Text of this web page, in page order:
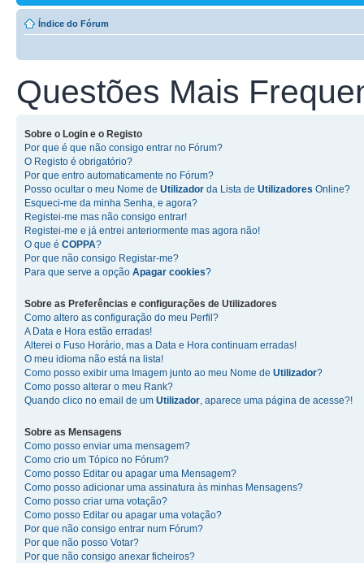
Índice do Fórum
Questões Mais
Sobre o Login e o Registo
Por que é que não consigo entrar no Fórum?
O Registo é obrigatório?
Por que entro automaticamente no Fórum?
Posso ocultar o meu Nome de Utilizador da Lista de Utilizadores Online?
Esqueci-me da minha Senha, e agora?
Registei-me mas não consigo entrar!
Registei-me e já entrei anteriormente mas agora não!
O que é COPPA?
Por que não consigo Registar-me?
Para que serve a opção Apagar cookies?
Sobre as Preferências e configurações de Utilizadores
Como altero as configuração do meu Perfil?
A Data e Hora estão erradas!
Alterei o Fuso Horário, mas a Data e Hora continuam erradas!
O meu idioma não está na lista!
Como posso exibir uma Imagem junto ao meu Nome de Utilizador?
Como posso alterar o meu Rank?
Quando clico no email de um Utilizador, aparece uma página de acesse?!
Sobre as Mensagens
Como posso enviar uma mensagem?
Como crio um Tópico no Fórum?
Como posso Editar ou apagar uma Mensagem?
Como posso adicionar uma assinatura às minhas Mensagens?
Como posso criar uma votação?
Como posso Editar ou apagar uma votação?
Por que não consigo entrar num Fórum?
Por que não posso Votar?
Por que não consigo anexar ficheiros?